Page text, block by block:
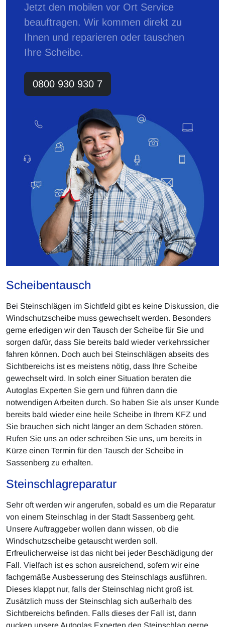
Jetzt den mobilen vor Ort Service
beauftragen. Wir kommen direkt zu
Ihnen und reparieren oder tauschen
Ihre Scheibe.
0800 930 930 7
Scheibentausch
Bei Steinschlägen im Sichtfeld gibt es keine Diskussion, die
Windschutzscheibe muss gewechselt werden. Besonders
gerne erledigen wir den Tausch der Scheibe für Sie und
sorgen dafür, dass Sie bereits bald wieder verkehrssicher
fahren können. Doch auch bei Steinschlägen abseits des
Sichtbereichs ist es meistens nötig, dass Ihre Scheibe
gewechselt wird. In solch einer Situation beraten die
Autoglas Experten Sie gern und führen dann die
notwendigen Arbeiten durch. So haben Sie als unser Kunde
bereits bald wieder eine heile Scheibe in Ihrem KFZ und
Sie brauchen sich nicht länger an dem Schaden stören.
Rufen Sie uns an oder schreiben Sie uns, um bereits in
Kürze einen Termin für den Tausch der Scheibe in
Sassenberg zu erhalten.
Steinschlagreparatur
Sehr oft werden wir angerufen, sobald es um die Reparatur
von einem Steinschlag in der Stadt Sassenberg geht.
Unsere Auftraggeber wollen dann wissen, ob die
Windschutzscheibe getauscht werden soll.
Erfreulicherweise ist das nicht bei jeder Beschädigung der
Fall. Vielfach ist es schon ausreichend, sofern wir eine
fachgemäße Ausbesserung des Steinschlags ausführen.
Dieses klappt nur, falls der Steinschlag nicht groß ist.
Zusätzlich muss der Steinschlag sich außerhalb des
Sichtbereichs befinden. Falls dieses der Fall ist, dann
gucken unsere Autoglas Experten den Steinschlag gerne